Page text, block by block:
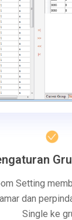
Setting
dan
Single ke